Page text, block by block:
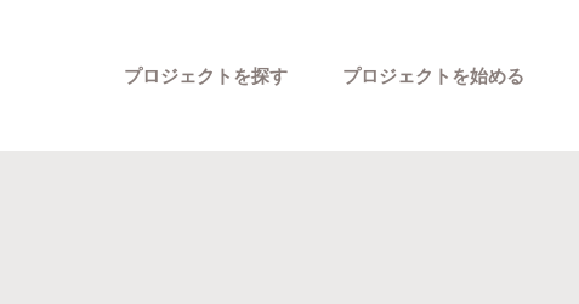
プロジェクトを探す プロジェクトを始める